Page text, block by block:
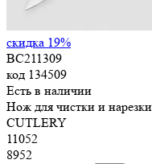
скидка 19%
BC211309
код 134509
Есть в наличии
Нож для чистки и
CUTLERY
11052
8952